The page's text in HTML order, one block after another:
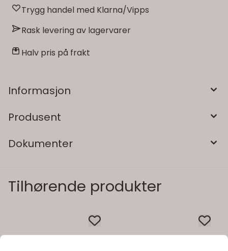
Trygg handel med Klarna/Vipps
Rask levering av lagervarer
Halv pris på frakt
Informasjon
Produsent
Dokumenter
Tilhørende produkter